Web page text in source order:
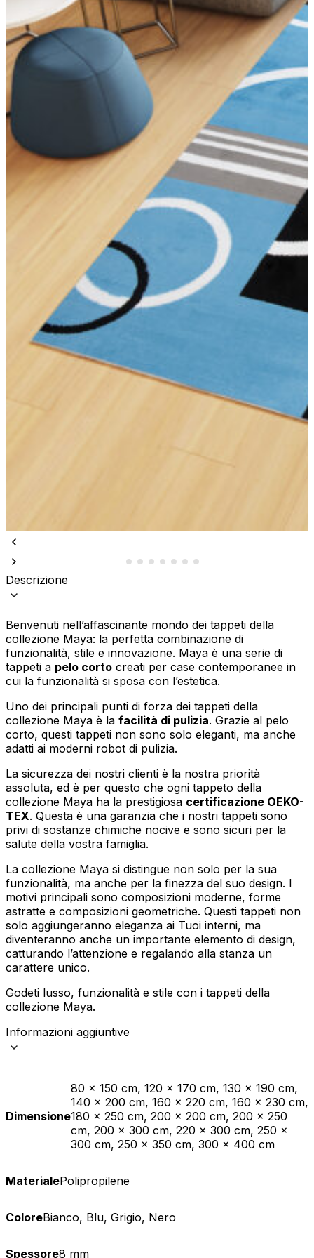
Descrizione
Benvenuti nell’affascinante mondo dei tappeti della
collezione Maya: la perfetta combinazione di
funzionalità, stile e innovazione. Maya è una serie di
tappeti a pelo corto creati per case contemporanee in
cui la funzionalità si sposa con l’estetica.
Uno dei principali punti di forza dei tappeti della
collezione Maya è la facilità di pulizia. Grazie al pelo
corto, questi tappeti non sono solo eleganti, ma anche
adatti ai moderni robot di pulizia.
La sicurezza dei nostri clienti è la nostra priorità
assoluta, ed è per questo che ogni tappeto della
collezione Maya ha la prestigiosa certificazione OEKO-
TEX. Questa è una garanzia che i nostri tappeti sono
privi di sostanze chimiche nocive e sono sicuri per la
salute della vostra famiglia.
La collezione Maya si distingue non solo per la sua
funzionalità, ma anche per la finezza del suo design. I
motivi principali sono composizioni moderne, forme
astratte e composizioni geometriche. Questi tappeti non
solo aggiungeranno eleganza ai Tuoi interni, ma
diventeranno anche un importante elemento di design,
catturando l’attenzione e regalando alla stanza un
carattere unico.
Godeti lusso, funzionalità e stile con i tappeti della
collezione Maya.
Informazioni aggiuntive
Dimensione
80 x 150 cm, 120 x 170 cm, 130 x 190 cm,
140 x 200 cm, 160 x 220 cm, 160 x 230 cm,
180 x 250 cm, 200 x 200 cm, 200 x 250
cm, 200 x 300 cm, 220 x 300 cm, 250 x
300 cm, 250 x 350 cm, 300 x 400 cm
MaterialePolipropilene
ColoreBianco, Blu, Grigio, Nero
Spessore8 mm